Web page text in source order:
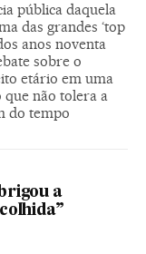
pública daquela
das grandes ‘top
anos noventa
sobre o
etário em uma
que não tolera a
do tempo
a